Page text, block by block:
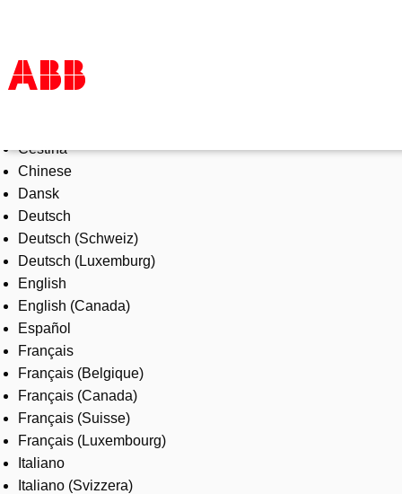
Products & Solutions
Industries
Services
About us
Where to buy
Contact us
Careers
Čeština
Chinese
Dansk
Deutsch
Deutsch (Schweiz)
Deutsch (Luxemburg)
English
English (Canada)
Español
Français
Français (Belgique)
Français (Canada)
Français (Suisse)
Français (Luxembourg)
Italiano
Italiano (Svizzera)